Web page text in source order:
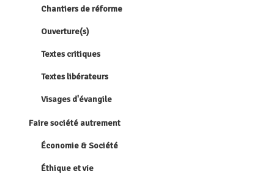
Chantiers de réforme
Ouverture(s)
Textes critiques
Textes libérateurs
Visages d'évangile
Faire société autrement
Économie & Société
Éthique et vie